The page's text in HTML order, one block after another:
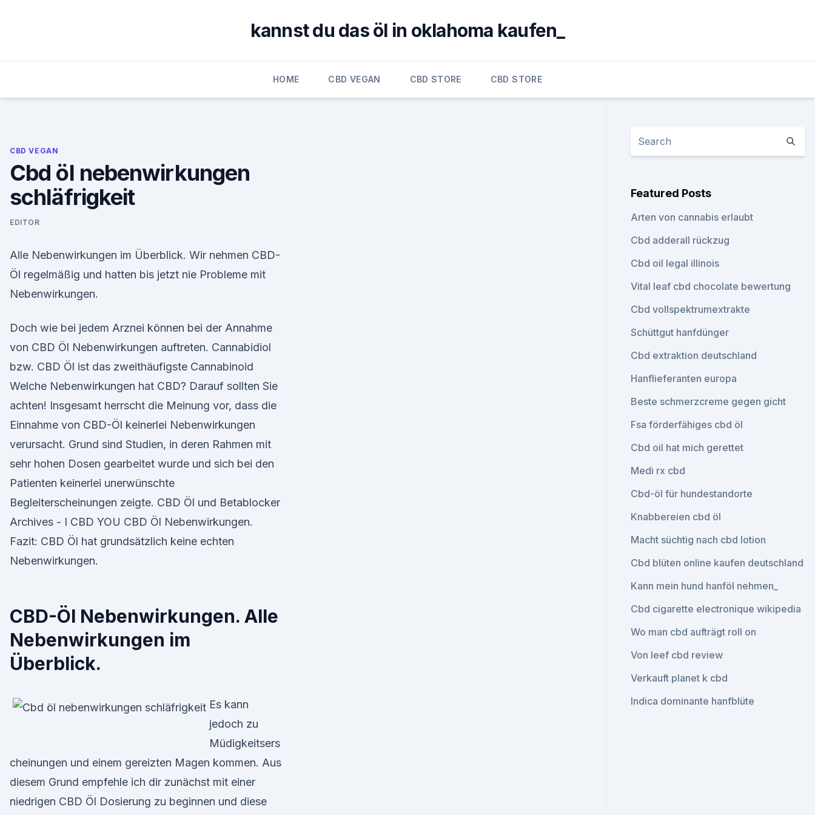
kannst du das öl in oklahoma kaufen_
HOME CBD VEGAN CBD STORE CBD STORE
CBD VEGAN
Cbd öl nebenwirkungen
schläfrigkeit
EDITOR
Alle Nebenwirkungen im Überblick. Wir nehmen CBD-
Öl regelmäßig und hatten bis jetzt nie Probleme mit
Nebenwirkungen.
Doch wie bei jedem Arznei können bei der Annahme
von CBD Öl Nebenwirkungen auftreten. Cannabidiol
bzw. CBD Öl ist das zweithäufigste Cannabinoid
Welche Nebenwirkungen hat CBD? Darauf sollten Sie
achten! Insgesamt herrscht die Meinung vor, dass die
Einnahme von CBD-Öl keinerlei Nebenwirkungen
verursacht. Grund sind Studien, in deren Rahmen mit
sehr hohen Dosen gearbeitet wurde und sich bei den
Patienten keinerlei unerwünschte
Begleiterscheinungen zeigte. CBD Öl und Betablocker
Archives - I CBD YOU CBD Öl Nebenwirkungen.
Fazit: CBD Öl hat grundsätzlich keine echten
Nebenwirkungen.
CBD-Öl Nebenwirkungen. Alle
Nebenwirkungen im
Überblick.
Es kann
jedoch zu
Müdigkeitsers
cheinungen und einem gereizten Magen kommen. Aus
diesem Grund empfehle ich dir zunächst mit einer
niedrigen CBD Öl Dosierung zu beginnen und diese
Featured Posts
Arten von cannabis erlaubt
Cbd adderall rückzug
Cbd oil legal illinois
Vital leaf cbd chocolate bewertung
Cbd vollspektrumextrakte
Schüttgut hanfdünger
Cbd extraktion deutschland
Hanflieferanten europa
Beste schmerzcreme gegen gicht
Fsa förderfähiges cbd öl
Cbd oil hat mich gerettet
Medi rx cbd
Cbd-öl für hundestandorte
Knabbereien cbd öl
Macht süchtig nach cbd lotion
Cbd blüten online kaufen deutschland
Kann mein hund hanföl nehmen_
Cbd cigarette electronique wikipedia
Wo man cbd aufträgt roll on
Von leef cbd review
Verkauft planet k cbd
Indica dominante hanfblüte